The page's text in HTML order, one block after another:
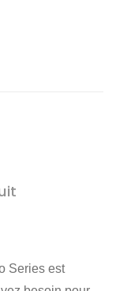
Series est